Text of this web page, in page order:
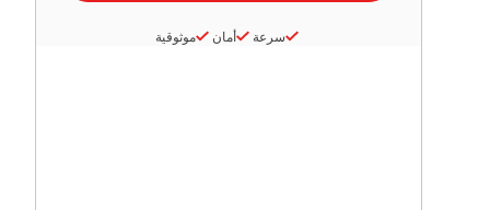
سرعة أمان موثوقية